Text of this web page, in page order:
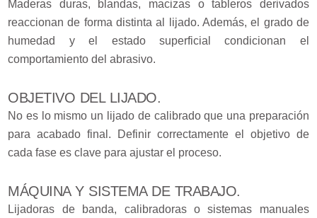
Maderas duras, blandas, macizas o tableros derivados
reaccionan de forma distinta al lijado. Además, el grado de
humedad y el estado superficial condicionan el
comportamiento del abrasivo.
OBJETIVO DEL LIJADO.
No es lo mismo un lijado de calibrado que una preparación
para acabado final. Definir correctamente el objetivo de
cada fase es clave para ajustar el proceso.
MÁQUINA Y SISTEMA DE TRABAJO.
Lijadoras de banda, calibradoras o sistemas manuales